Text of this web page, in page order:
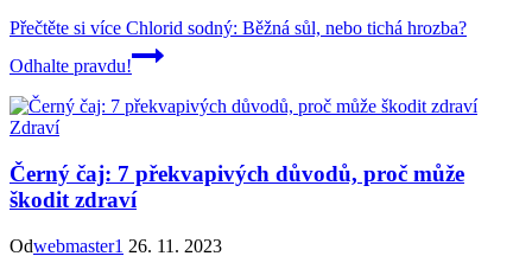
Přečtěte si více Chlorid sodný: Běžná sůl, nebo tichá hrozba?
Odhalte pravdu!
Zdraví
Černý čaj: 7 překvapivých důvodů, proč může
škodit zdraví
Odwebmaster1 26. 11. 2023